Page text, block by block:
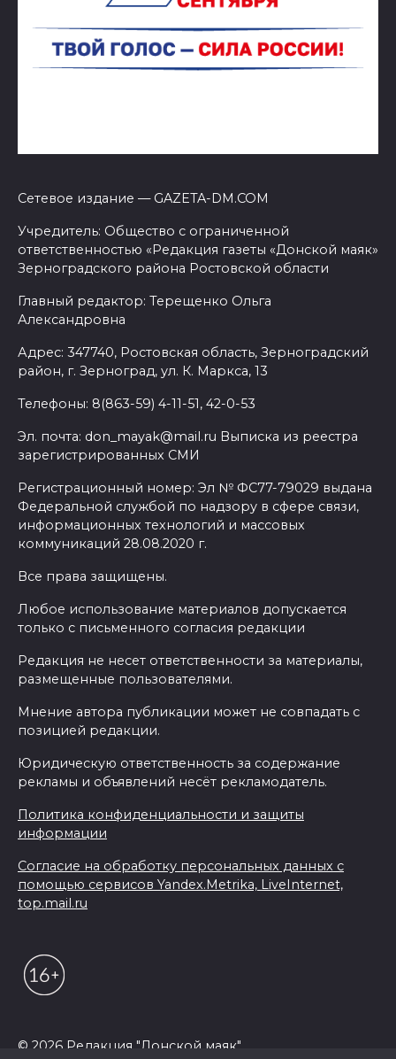
Сетевое издание — GAZETA-DM.COM
Учредитель: Общество с ограниченной
ответственностью «Редакция газеты «Донской маяк»
Зерноградского района Ростовской области
Главный редактор: Терещенко Ольга
Александровна
Адрес: 347740, Ростовская область, Зерноградский
район, г. Зерноград, ул. К. Маркса, 13
Телефоны: 8(863-59) 4-11-51, 42-0-53
Эл. почта: don_mayak@mail.ru Выписка из реестра
зарегистрированных СМИ
Регистрационный номер: Эл № ФС77-79029 выдана
Федеральной службой по надзору в сфере связи,
информационных технологий и массовых
коммуникаций 28.08.2020 г.
Все права защищены.
Любое использование материалов допускается
только с письменного согласия редакции
Редакция не несет ответственности за материалы,
размещенные пользователями.
Мнение автора публикации может не совпадать с
позицией редакции.
Юридическую ответственность за содержание
рекламы и объявлений несёт рекламодатель.
Политика конфиденциальности и защиты
информации
Согласие на обработку персональных данных с
помощью сервисов Yandex.Metrika, LiveInternet,
top.mail.ru
© 2026 Редакция "Донской маяк"